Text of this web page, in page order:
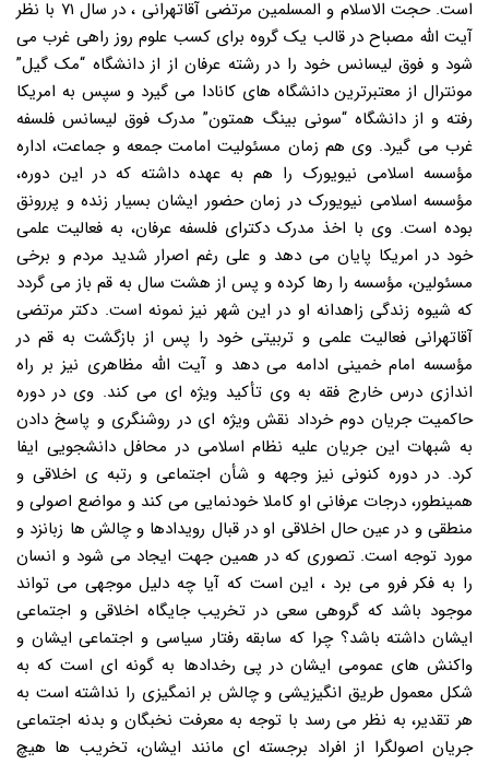
است. حجت الاسلام و المسلمین مرتضی آقاتهرانی ، در سال ۷۱ با نظر
آیت الله مصباح در قالب یک گروه برای کسب علوم روز راهی غرب می
شود و فوق لیسانس خود را در رشته عرفان از از دانشگاه “مک گیل”
مونترال از معتبرترین دانشگاه های کانادا می گیرد و سپس به امریکا
رفته و از دانشگاه “سونی بینگ همتون” مدرک فوق لیسانس فلسفه
غرب می گیرد. وی هم زمان مسئولیت امامت جمعه و جماعت، اداره
مؤسسه اسلامی نیویورک را هم به عهده داشته که در این دوره،
مؤسسه اسلامی نیویورک در زمان حضور ایشان بسیار زنده و پررونق
بوده است. وی با اخذ مدرک دکترای فلسفه عرفان، به فعالیت علمی
خود در امریکا پایان می دهد و علی رغم اصرار شدید مردم و برخی
مسئولین، مؤسسه را رها کرده و پس از هشت سال به قم باز می گردد
که شیوه زندگی زاهدانه او در این شهر نیز نمونه است. دکتر مرتضی
آقاتهرانی فعالیت علمی و تربیتی خود را پس از بازگشت به قم در
مؤسسه امام خمینی ادامه می دهد و آیت الله مظاهری نیز بر راه
اندازی درس خارج فقه به وی تأکید ویژه ای می کند. وی در دوره
حاکمیت جریان دوم خرداد نقش ویژه ای در روشنگری و پاسخ دادن
به شبهات این جریان علیه نظام اسلامی در محافل دانشجویی ایفا
کرد. در دوره کنونی نیز وجهه و شأن اجتماعی و رتبه ی اخلاقی و
همینطور، درجات عرفانی او کاملا خودنمایی می کند و مواضع اصولی و
منطقی و در عین حال اخلاقی او در قبال رویدادها و چالش ها زبانزد و
مورد توجه است. تصوری که در همین جهت ایجاد می شود و انسان
را به فکر فرو می برد ، این است که آیا چه دلیل موجهی می تواند
موجود باشد که گروهی سعی در تخریب جایگاه اخلاقی و اجتماعی
ایشان داشته باشد؟ چرا که سابقه رفتار سیاسی و اجتماعی ایشان و
واکنش های عمومی ایشان در پی رخدادها به گونه ای است که به
شکل معمول طریق انگیزیشی و چالش بر انمگیزی را نداشته است به
هر تقدیر، به نظر می رسد با توجه به معرفت نخبگان و بدنه اجتماعی
جریان اصولگرا از افراد برجسته ای مانند ایشان، تخریب ها هیچ